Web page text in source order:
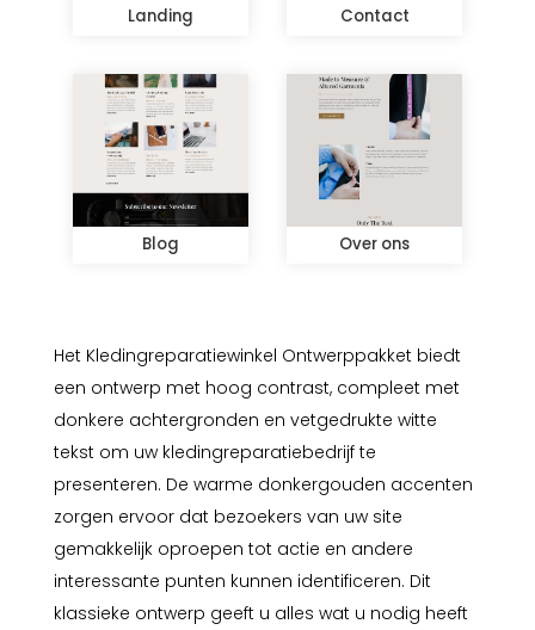
Het Kledingreparatiewinkel Ontwerppakket biedt
een ontwerp met hoog contrast, compleet met
donkere achtergronden en vetgedrukte witte
tekst om uw kledingreparatiebedrijf te
presenteren. De warme donkergouden accenten
zorgen ervoor dat bezoekers van uw site
gemakkelijk oproepen tot actie en andere
interessante punten kunnen identificeren. Dit
klassieke ontwerp geeft u alles wat u nodig heeft
Landing Contact
Blog Over ons